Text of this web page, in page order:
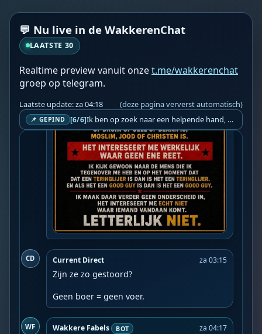
💬 Nu live in de WakkerenChat
LAATSTE 30
Realtime preview vanuit onzet.me/wakkerenchat
groep op telegram.
Laatste update: za 04:18 (deze pagina ververst automatisch)
📌 GEPIND [6/6] Ik ben op zoek naar een helpende hand, een menselijk oog, een admin die helpt met controleren of de chat wel correct word gemodereerd word door NoMoSpam. 98% gaat automatisch goed, toch ik dit nooit helemaal loslaten en moet er altijd een mens mee blijven opletten bij elke beslissing die gemaakt word. Waar bestaan de werkzaamheden uit? Mee kijken in admin log kanaal naar alle drugs/porno/scams die voorbij komen en in het geval van een randgevalletje, ingrijpen en b.v. een verwijderd maar wel toegestaan bericht terug plaatsen met een druk op de knop. tsja zo banaal en simpel is het gesteld.. Word je hier blij van? Nee. Strookt het je ego? Nee. Word je er beter van? Nee. Kost het veel tijd? Totaal niet, consistentie en regelmaat is belangrijker dan 'er even voor kunnen gaan zitten'.. het werk is in een paar seconden gepiept.. je checkt puur of AI de juiste beslissing heeft gemaakt.. …
CD Current Direct za 03:15
Zijn ze zo gestoord?
Geen boer = geen voer.
WF Wakkere Fabels BOT za 04:17